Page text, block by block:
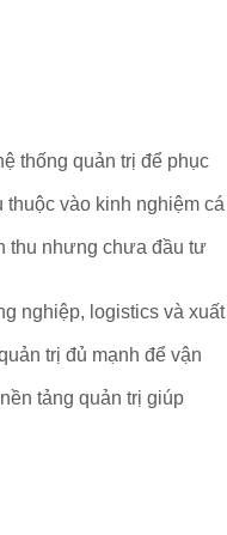
thống quản trị để phục
vào kinh nghiệm cá
thu nhưng chưa đầu tư
nghiệp, logistics và xuất
trị đủ mạnh để vận
tảng quản trị giúp